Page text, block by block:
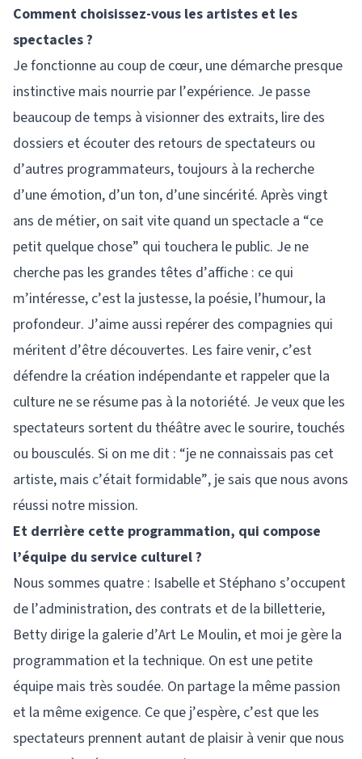
Comment choisissez-vous les artistes et les
spectacles ?
Je fonctionne au coup de cœur, une démarche presque
instinctive mais nourrie par l’expérience. Je passe
beaucoup de temps à visionner des extraits, lire des
dossiers et écouter des retours de spectateurs ou
d’autres programmateurs, toujours à la recherche
d’une émotion, d’un ton, d’une sincérité. Après vingt
ans de métier, on sait vite quand un spectacle a “ce
petit quelque chose” qui touchera le public. Je ne
cherche pas les grandes têtes d’affiche : ce qui
m’intéresse, c’est la justesse, la poésie, l’humour, la
profondeur. J’aime aussi repérer des compagnies qui
méritent d’être découvertes. Les faire venir, c’est
défendre la création indépendante et rappeler que la
culture ne se résume pas à la notoriété. Je veux que les
spectateurs sortent du théâtre avec le sourire, touchés
ou bousculés. Si on me dit : “je ne connaissais pas cet
artiste, mais c’était formidable”, je sais que nous avons
réussi notre mission.
Et derrière cette programmation, qui compose
l’équipe du service culturel ?
Nous sommes quatre : Isabelle et Stéphano s’occupent
de l’administration, des contrats et de la billetterie,
Betty dirige la galerie d’Art Le Moulin, et moi je gère la
programmation et la technique. On est une petite
équipe mais très soudée. On partage la même passion
et la même exigence. Ce que j’espère, c’est que les
spectateurs prennent autant de plaisir à venir que nous